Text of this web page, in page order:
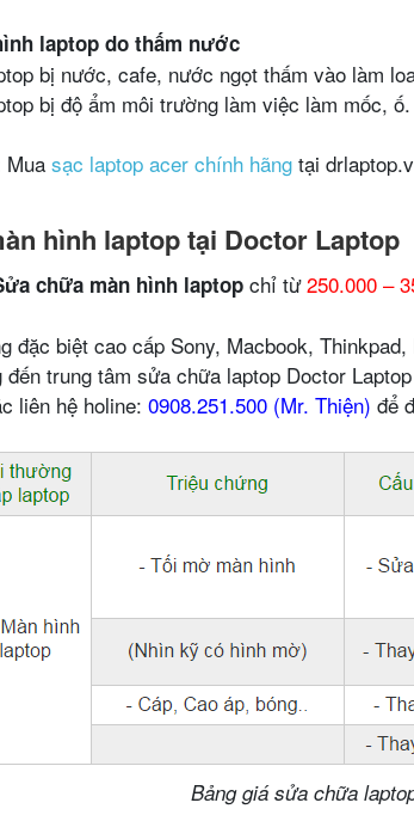
laptop do thấm nước
bị nước, cafe, nước ngọt thấm vào làm
bị độ ẩm môi trường làm việc làm mốc, ố.
Mua sạc laptop acer chính hãng tại
hình laptop tại Doctor Laptop
chữa màn hình laptop chỉ từ250.000 –
đặc biệt cao cấp Sony, Macbook,
đến trung tâm sửa chữa laptop Doctor
liên hệ holine: 0908.251.500 (Mr. Thiện) để
Bảng giá sửa chữa